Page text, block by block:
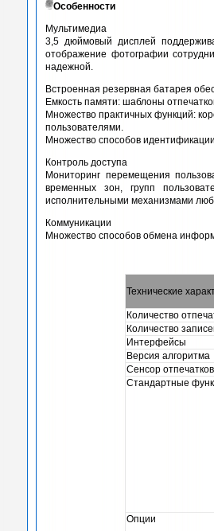
Особенности
Мультимедиа
3,5 дюймовый дисплей
отображение фотографии
надежной.
Встроенная резервная батарея
Емкость памяти: шаблоны
Множество практичных функций:
пользователями.
Множество способов
Контроль доступа
Мониторинг перемещения
временных зон, групп
исполнительными механизмами
Коммуникации
Множество способов обмена
Технические
Количество
Количество
Интерфейсы
Версия алгоритма
Сенсор отпечатков
Стандартные
Опции